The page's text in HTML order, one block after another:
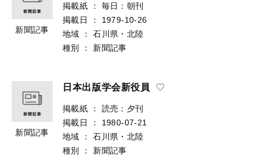
新聞記事
掲載紙 ：
毎日：朝刊
掲載日
：
1979-10-26
地域
：
石川県・北陸
種別
： 新聞記事
新聞記事
日本出版学会新役員
掲載紙 ：
読売：夕刊
掲載日
：
1980-07-21
地域
：
石川県・北陸
種別
： 新聞記事